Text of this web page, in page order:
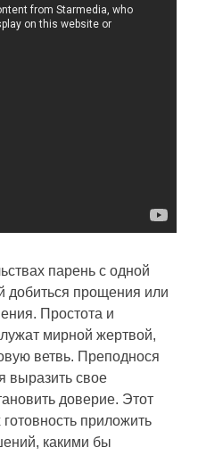
парень с одной
добиться прощения или
Простота и
мирной жертвой,
ветвь. Преподнося
выразить свое
доверие. Этот
приложить
какими бы